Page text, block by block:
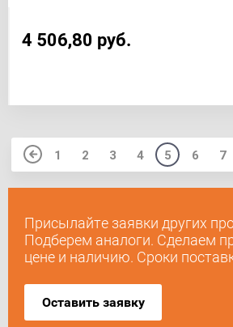
Присылайте заявки других
Подберем аналоги. Сделаем
цене и наличию. Сроки
Оставить заявку
4 506,80 руб.
1 2 3 4 5 6 7